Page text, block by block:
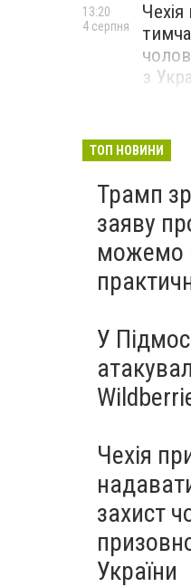
з
13:20
4 серпня
ТОП НОВИНИ
Трамп
заяву
можемо
У
Чехія
захист
України